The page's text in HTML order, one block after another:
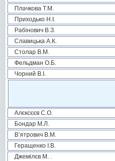
Плачкова Т.М.
Приходько Н.І.
Рабінович В.З.
Славицька А.К.
Столар В.М.
Фельдман О.Б.
Чорний В.І.
Алєксєєв С.О.
Бондар М.Л.
В’ятрович В.М.
Геращенко І.В.
Джемілєв М. .